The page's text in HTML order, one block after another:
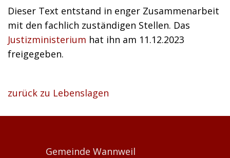
Dieser Text entstand in enger Zusammenarbeit
mit den fachlich zuständigen Stellen. Das
Justizministerium hat ihn am 11.12.2023
freigegeben.
zurück zu Lebenslagen
Gemeinde Wannweil